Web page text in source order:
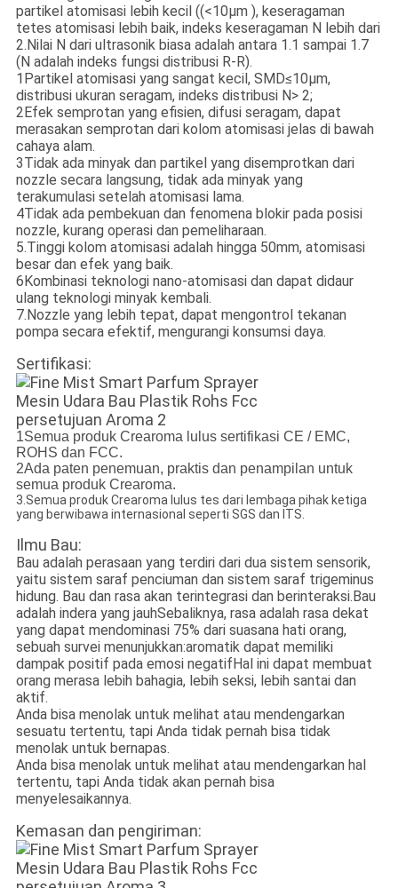
partikel atomisasi lebih kecil ((<10μm ), keseragaman
tetes atomisasi lebih baik, indeks keseragaman N lebih dari
2.Nilai N dari ultrasonik biasa adalah antara 1.1 sampai 1.7
(N adalah indeks fungsi distribusi R-R).
1Partikel atomisasi yang sangat kecil, SMD≤10μm,
distribusi ukuran seragam, indeks distribusi N> 2;
2Efek semprotan yang efisien, difusi seragam, dapat
merasakan semprotan dari kolom atomisasi jelas di bawah
cahaya alam.
3Tidak ada minyak dan partikel yang disemprotkan dari
nozzle secara langsung, tidak ada minyak yang
terakumulasi setelah atomisasi lama.
4Tidak ada pembekuan dan fenomena blokir pada posisi
nozzle, kurang operasi dan pemeliharaan.
5.Tinggi kolom atomisasi adalah hingga 50mm, atomisasi
besar dan efek yang baik.
6Kombinasi teknologi nano-atomisasi dan dapat didaur
ulang teknologi minyak kembali.
7.Nozzle yang lebih tepat, dapat mengontrol tekanan
pompa secara efektif, mengurangi konsumsi daya.
Sertifikasi:
1Semua produk Crearoma lulus sertifikasi CE / EMC,
ROHS dan FCC.
2Ada paten penemuan, praktis dan penampilan untuk
semua produk Crearoma.
3.Semua produk Crearoma lulus tes dari lembaga pihak ketiga
yang berwibawa internasional seperti SGS dan ITS.
Ilmu Bau:
Bau adalah perasaan yang terdiri dari dua sistem sensorik,
yaitu sistem saraf penciuman dan sistem saraf trigeminus
hidung. Bau dan rasa akan terintegrasi dan berinteraksi.Bau
adalah indera yang jauhSebaliknya, rasa adalah rasa dekat
yang dapat mendominasi 75% dari suasana hati orang,
sebuah survei menunjukkan:aromatik dapat memiliki
dampak positif pada emosi negatifHal ini dapat membuat
orang merasa lebih bahagia, lebih seksi, lebih santai dan
aktif.
Anda bisa menolak untuk melihat atau mendengarkan
sesuatu tertentu, tapi Anda tidak pernah bisa tidak
menolak untuk bernapas.
Anda bisa menolak untuk melihat atau mendengarkan hal
tertentu, tapi Anda tidak akan pernah bisa
menyelesaikannya.
Kemasan dan pengiriman: